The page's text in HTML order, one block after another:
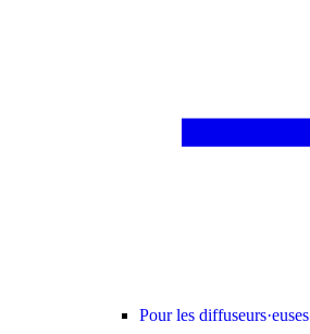
Pour les diffuseurs·euses